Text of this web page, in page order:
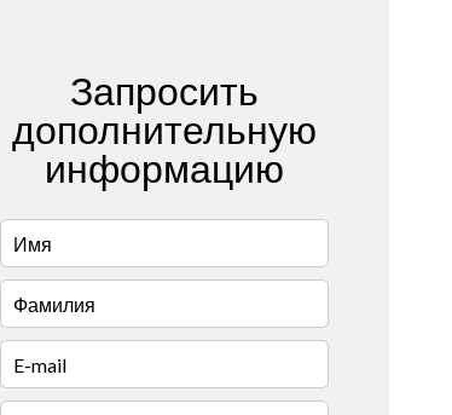
Запросить
дополнительную
информацию